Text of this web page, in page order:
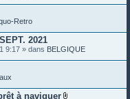
Retro
2021
9:17 » dans BELGIQUE
à naviguer